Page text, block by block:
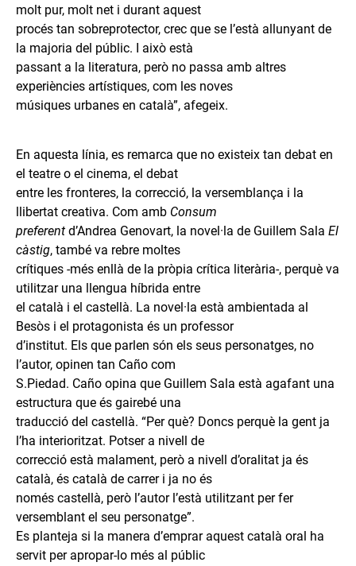
molt pur, molt net i durant aquest
procés tan sobreprotector, crec que se l’està allunyant de
la majoria del públic. I això està
passant a la literatura, però no passa amb altres
experiències artístiques, com les noves
músiques urbanes en català”, afegeix.
En aquesta línia, es remarca que no existeix tan debat en
el teatre o el cinema, el debat
entre les fronteres, la correcció, la versemblança i la
llibertat creativa. Com amb Consum
preferent d’Andrea Genovart, la novel·la de Guillem Sala El
càstig, també va rebre moltes
crítiques -més enllà de la pròpia crítica literària-, perquè va
utilitzar una llengua híbrida entre
el català i el castellà. La novel·la està ambientada al
Besòs i el protagonista és un professor
d’institut. Els que parlen són els seus personatges, no
l’autor, opinen tan Caño com
S.Piedad. Caño opina que Guillem Sala està agafant una
estructura que és gairebé una
traducció del castellà. “Per què? Doncs perquè la gent ja
l’ha interioritzat. Potser a nivell de
correcció està malament, però a nivell d’oralitat ja és
català, és català de carrer i ja no és
només castellà, però l’autor l’està utilitzant per fer
versemblant el seu personatge”.
Es planteja si la manera d’emprar aquest català oral ha
servit per apropar-lo més al públic